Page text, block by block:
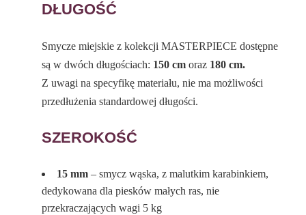
DŁUGOŚĆ
Smycze miejskie z kolekcji MASTERPIECE dostępne
są w dwóch długościach: 150 cmoraz 180 cm.
Z uwagi na specyfikę materiału, nie ma możliwości
przedłużenia standardowej długości.
SZEROKOŚĆ
15 mm – smycz wąska, z malutkim karabinkiem,
dedykowana dla piesków małych ras, nie
przekraczających wagi 5 kg